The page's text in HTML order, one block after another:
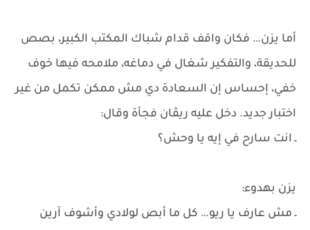
أما يزن… فكان واقف قدام شباك المكتب الكبير، بصص
للحديقة، والتفكير شغال في دماغه، ملامحه فيها خوف
خفي، إحساس إن السعادة دي مش ممكن تكمل من غير
اختبار جديد. دخل عليه ريڤان فجأة وقال:
ـ انت سارح في إيه يا وحش؟
يزن بهدوء:
ـ مش عارف يا ريو… كل ما أبص لولادي وأشوف آرين